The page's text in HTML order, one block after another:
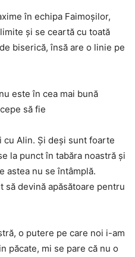
în echipa Faimoșilor,
și se ceartă cu toată
biserică, însă are o linie pe
este în cea mai bună
să fie
cu Alin. Și deși sunt foarte
la punct în tabăra noastră și
astea nu se întâmplă.
să devină apăsătoare pentru
o putere pe care noi i-am
păcate, mi se pare că nu o